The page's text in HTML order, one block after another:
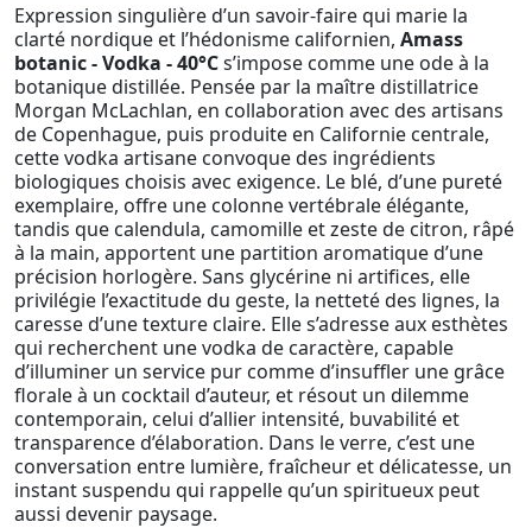
Expression singulière d’un savoir-faire qui marie la
clarté nordique et l’hédonisme californien, Amass
botanic - Vodka - 40°Cs’impose comme une ode à la
botanique distillée. Pensée par la maître distillatrice
Morgan McLachlan, en collaboration avec des artisans
de Copenhague, puis produite en Californie centrale,
cette vodka artisane convoque des ingrédients
biologiques choisis avec exigence. Le blé, d’une pureté
exemplaire, offre une colonne vertébrale élégante,
tandis que calendula, camomille et zeste de citron, râpé
à la main, apportent une partition aromatique d’une
précision horlogère. Sans glycérine ni artifices, elle
privilégie l’exactitude du geste, la netteté des lignes, la
caresse d’une texture claire. Elle s’adresse aux esthètes
qui recherchent une vodka de caractère, capable
d’illuminer un service pur comme d’insuffler une grâce
florale à un cocktail d’auteur, et résout un dilemme
contemporain, celui d’allier intensité, buvabilité et
transparence d’élaboration. Dans le verre, c’est une
conversation entre lumière, fraîcheur et délicatesse, un
instant suspendu qui rappelle qu’un spiritueux peut
aussi devenir paysage.